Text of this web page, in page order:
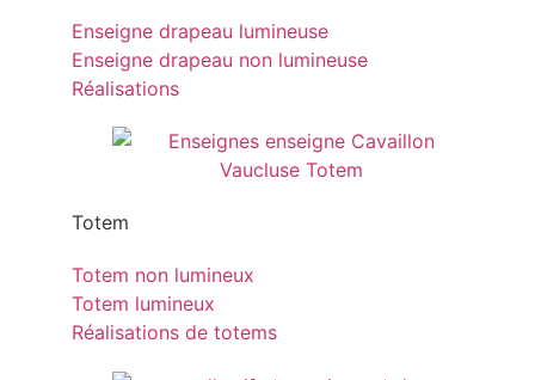
Enseigne drapeau lumineuse
Enseigne drapeau non lumineuse
Réalisations
Totem
Totem non lumineux
Totem lumineux
Réalisations de totems